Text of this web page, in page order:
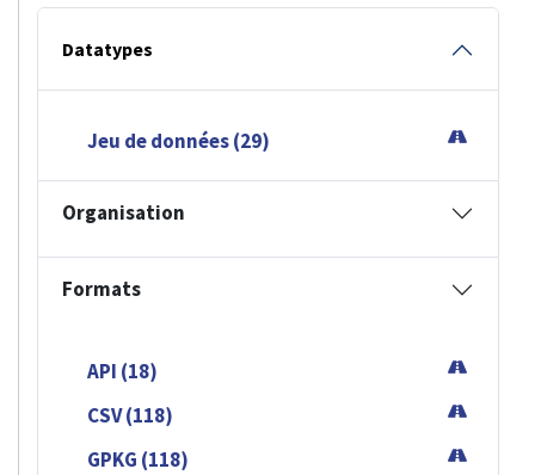
Datatypes
Jeu de données (29)
Organisation
Formats
API (18)
CSV (118)
GPKG (118)